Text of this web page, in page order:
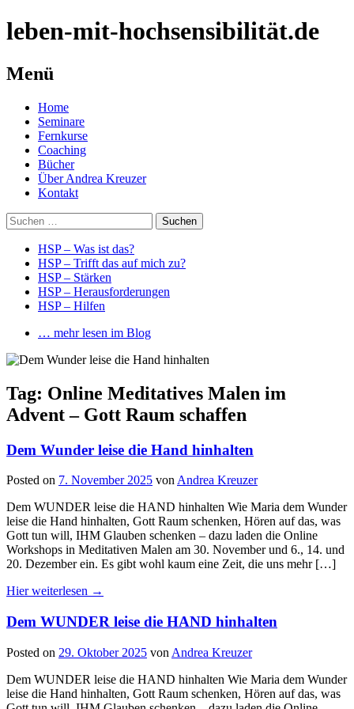
leben-mit-hochsensibilität.de
Menü
Springe
zum
Inhalt
Home
Seminare
Fernkurse
Coaching
Bücher
Über Andrea Kreuzer
Kontakt
Suchen
nach:
HSP – Was ist das?
HSP – Trifft das auf mich zu?
HSP – Stärken
HSP – Herausforderungen
HSP – Hilfen
… mehr lesen im Blog
Tag: Online Meditatives Malen im
Advent – Gott Raum schaffen
Dem Wunder leise die Hand hinhalten
Posted on 7. November 2025 von Andrea Kreuzer
Dem WUNDER leise die HAND hinhalten Wie Maria dem Wunder
leise die Hand hinhalten, Gott Raum schenken, Hören auf das, was
Gott tun will, IHM Glauben schenken – dazu laden die Online
Workshops in Meditativen Malen am 30. November und 6., 14. und
20. Dezember ein. Es gibt wohl kaum eine Zeit, die uns mehr […]
Hier weiterlesen →
Dem WUNDER leise die HAND hinhalten
Posted on 29. Oktober 2025 von Andrea Kreuzer
Dem WUNDER leise die HAND hinhalten Wie Maria dem Wunder
leise die Hand hinhalten, Gott Raum schenken, Hören auf das, was